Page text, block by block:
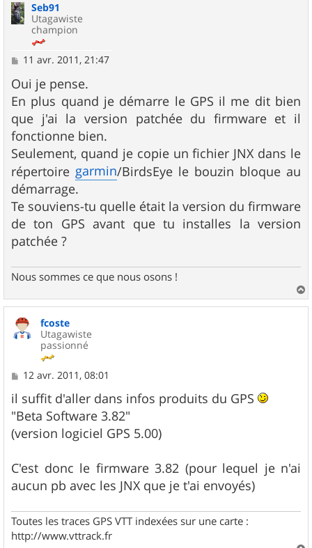
Seb91
Utagawiste
champion
M
s
s
a
g
e
11 avr. 2011, 21:47
Oui je pense.
En plus quand je démarre le GPS il me dit bien
que j'ai la version patchée du firmware et il
fonctionne bien.
Seulement, quand je copie un fichier JNX dans le
répertoire garmin/BirdsEye le bouzin bloque au
démarrage.
Te souviens-tu quelle était la version du firmware
de ton GPS avant que tu installes la version
patchée ?
Nous sommes ce que nous osons !
a
fcoste
Utagawiste
passionné
M
s
s
a
g
e
12 avr. 2011, 08:01
il suffit d'aller dans infos produits du GPS
"Beta Software 3.82"
(version logiciel GPS 5.00)
C'est donc le firmware 3.82 (pour lequel je n'ai
aucun pb avec les JNX que je t'ai envoyés)
Toutes les traces GPS VTT indexées sur une carte :
http://www.vttrack.fr